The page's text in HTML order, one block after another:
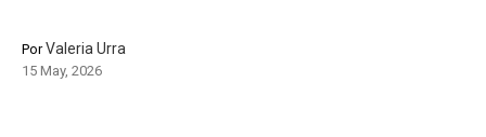
PorValeria Urra
15 May, 2026